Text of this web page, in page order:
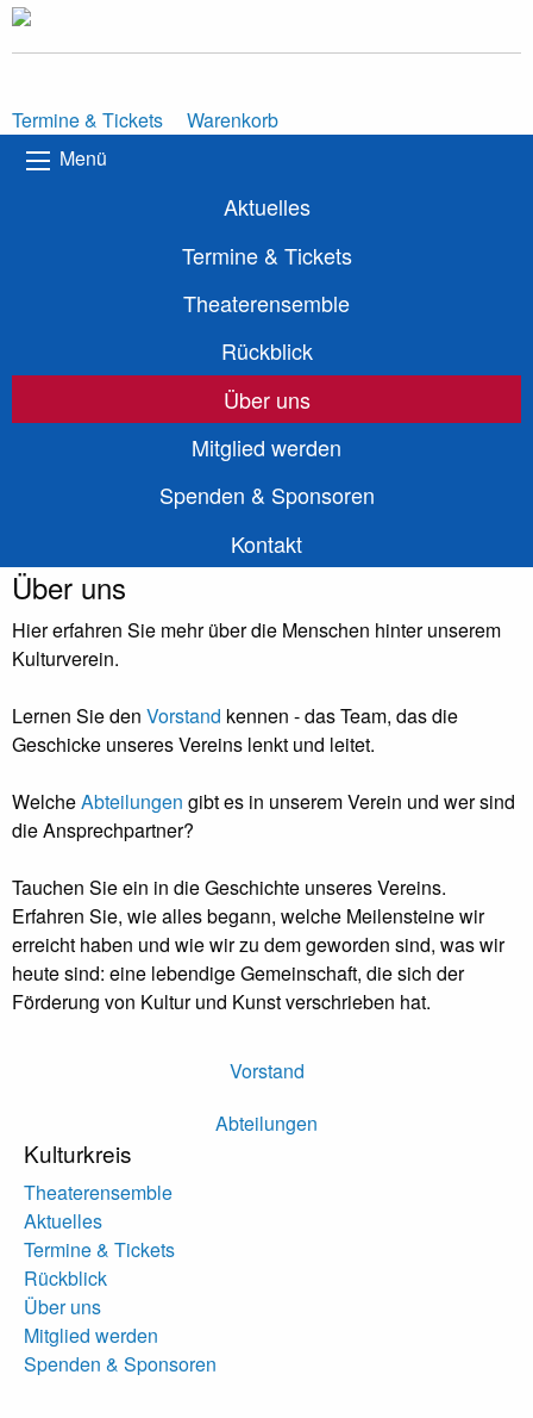
Termine & Tickets
Warenkorb
Menü
Aktuelles
Termine & Tickets
Theaterensemble
Rückblick
Über uns
Mitglied werden
Spenden & Sponsoren
Kontakt
Über uns
Hier erfahren Sie mehr über die Menschen hinter unserem
Kulturverein.
Lernen Sie den Vorstand kennen - das Team, das die
Geschicke unseres Vereins lenkt und leitet.
WelcheAbteilungen gibt es in unserem Verein und wer sind
die Ansprechpartner?
Tauchen Sie ein in die Geschichte unseres Vereins.
Erfahren Sie, wie alles begann, welche Meilensteine wir
erreicht haben und wie wir zu dem geworden sind, was wir
heute sind: eine lebendige Gemeinschaft, die sich der
Förderung von Kultur und Kunst verschrieben hat.
Vorstand
Abteilungen
Kulturkreis
Theaterensemble
Aktuelles
Termine & Tickets
Rückblick
Über uns
Mitglied werden
Spenden & Sponsoren